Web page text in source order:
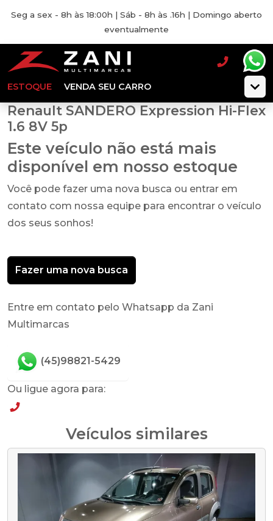
Seg a sex - 8h às 18:00h | Sáb - 8h às .16h | Domingo aberto
eventualmente
ESTOQUE VENDA SEU CARRO
Renault SANDERO Expression Hi-Flex
1.6 8V 5p
Este veículo não está mais
disponível em nosso estoque
Você pode fazer uma nova busca ou entrar em
contato com nossa equipe para encontrar o veículo
dos seus sonhos!
Fazer uma nova busca
Entre em contato pelo Whatsapp da Zani
Multimarcas
(45)98821-5429
Ou ligue agora para:
Veículos similares